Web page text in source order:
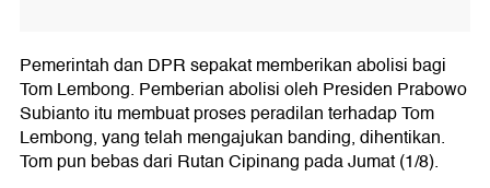
Pemerintah dan DPR sepakat memberikan abolisi bagi
Tom Lembong. Pemberian abolisi oleh Presiden Prabowo
Subianto itu membuat proses peradilan terhadap Tom
Lembong, yang telah mengajukan banding, dihentikan.
Tom pun bebas dari Rutan Cipinang pada Jumat (1/8).